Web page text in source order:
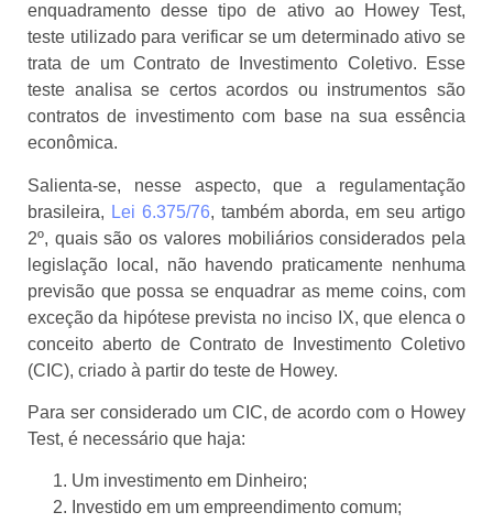
enquadramento desse tipo de ativo ao Howey Test,
teste utilizado para verificar se um determinado ativo se
trata de um Contrato de Investimento Coletivo. Esse
teste analisa se certos acordos ou instrumentos são
contratos de investimento com base na sua essência
econômica.
Salienta-se, nesse aspecto, que a regulamentação
brasileira, Lei 6.375/76, também aborda, em seu artigo
2º, quais são os valores mobiliários considerados pela
legislação local, não havendo praticamente nenhuma
previsão que possa se enquadrar as meme coins, com
exceção da hipótese prevista no inciso IX, que elenca o
conceito aberto de Contrato de Investimento Coletivo
(CIC), criado à partir do teste de Howey.
Para ser considerado um CIC, de acordo com o Howey
Test, é necessário que haja:
Um investimento em Dinheiro;
Investido em um empreendimento comum;